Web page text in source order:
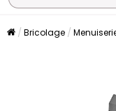
Bricolage